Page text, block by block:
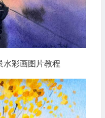
水彩画图片教程